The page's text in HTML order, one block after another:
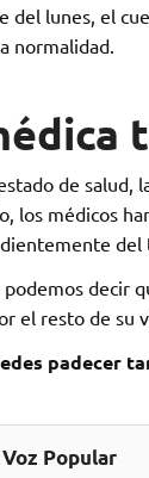
del lunes, el
normalidad.
de salud,
los médicos
del
decir
el resto de su
padecer
Popular